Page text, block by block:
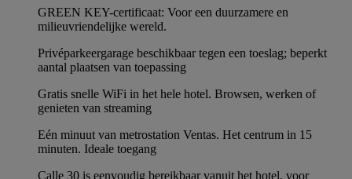
GREEN KEY-certificaat: Voor een duurzamere en
milieuvriendelijke wereld.
Privéparkeergarage beschikbaar tegen een toeslag; beperkt
aantal plaatsen van toepassing
Gratis snelle WiFi in het hele hotel. Browsen, werken of
genieten van streaming
Eén minuut van metrostation Ventas. Het centrum in 15
minuten. Ideale toegang
Calle 30 is eenvoudig bereikbaar vanuit het hotel, voor